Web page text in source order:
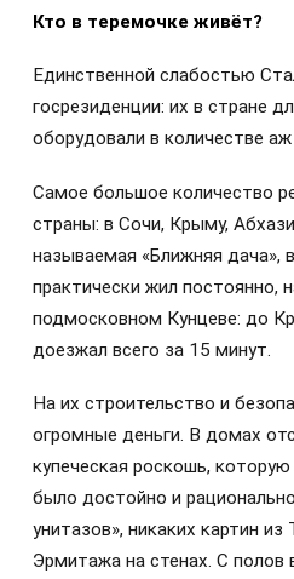
Кто в теремочке живёт?
Единственной слабостью
госрезиденции: их в стране
оборудовали в количестве
Самое большое количество
страны: в Сочи, Крыму,
называемая «Ближняя дача»,
практически жил постоянно,
подмосковном Кунцеве: до
доезжал всего за 15 минут.
На их строительство и
огромные деньги. В домах
купеческая роскошь,
было достойно и
унитазов», никаких картин из
Эрмитажа на стенах. С полов